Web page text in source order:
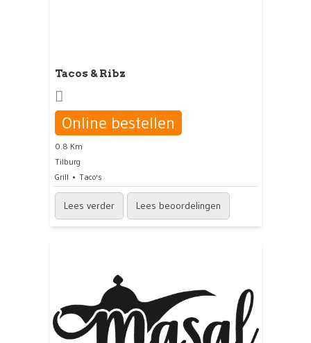
Tacos & Ribz
Online bestellen
0.8 Km
Tilburg
Grill
Taco's
Lees verder Lees beoordelingen